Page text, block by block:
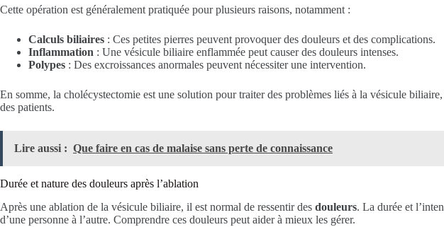
Cette opération est généralement pratiquée pour plusieurs raisons, notamment :
Calculs biliaires : Ces petites pierres peuvent provoquer des douleurs et des complications.
Inflammation : Une vésicule biliaire enflammée peut causer des douleurs intenses.
Polypes : Des excroissances anormales peuvent nécessiter une intervention.
En somme, la cholécystectomie est une solution pour traiter des problèmes liés à la vésicule
des patients.
Lire aussi : Que faire en cas de malaise sans perte de connaissance
Durée et nature des douleurs après l’ablation
Après une ablation de la vésicule biliaire, il est normal de ressentir des douleurs. La durée et
d’une personne à l’autre. Comprendre ces douleurs peut aider à mieux les gérer.